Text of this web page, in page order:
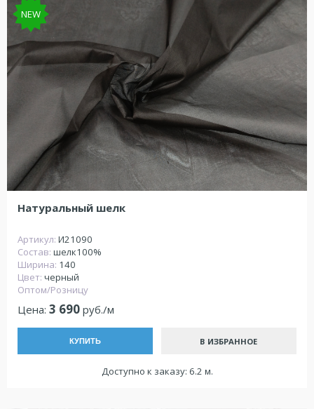
NEW
Натуральный шелк
Артикул: И21090
Состав: шелк100%
Ширина: 140
Цвет: черный
Оптом/Розницу
Цена: 3 690 руб./м
КУПИТЬ В ИЗБРАННОЕ
Доступно к заказу: 6.2 м.